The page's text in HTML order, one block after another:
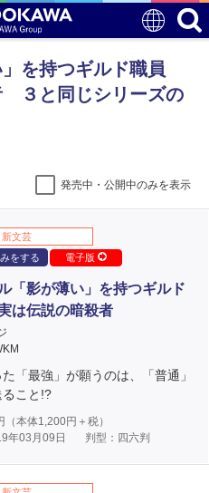
を持つギルド職員
３と同じシリーズの
発売中・公開中のみを表示
新文芸
をする
電子版
「影が薄い」を持つギルド
は伝説の暗殺者
「最強」が願うのは、「普通」
こと!?
（本体1,200円＋税）
年03月09日
判型：四六判